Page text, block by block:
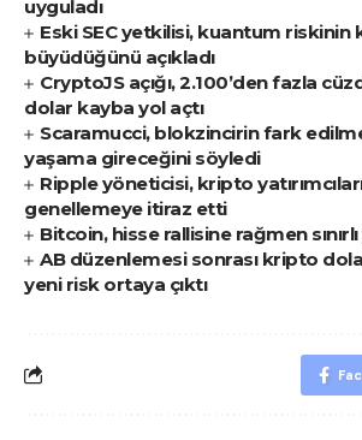
uyguladı
Eski SEC yetkilisi, kuantum riskinin
büyüdüğünü açıkladı
CryptoJS açığı, 2.100’den fazla
dolar kayba yol açtı
Scaramucci, blokzincirin fark
yaşama gireceğini söyledi
Ripple yöneticisi, kripto
genellemeye itiraz etti
Bitcoin, hisse rallisine rağmen
AB düzenlemesi sonrası kripto
yeni risk ortaya çıktı